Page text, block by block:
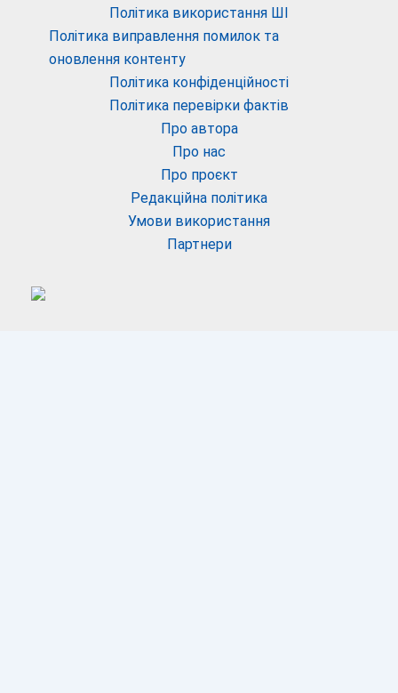
Політика використання ШІ
Політика виправлення помилок та
оновлення контенту
Політика конфіденційності
Політика перевірки фактів
Про автора
Про нас
Про проєкт
Редакційна політика
Умови використання
Партнери